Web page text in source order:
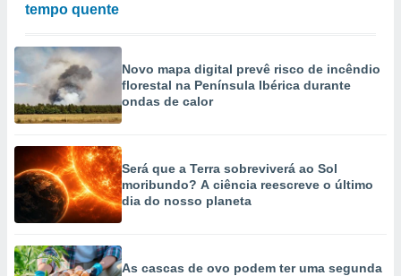
tempo quente
Novo mapa digital prevê risco de incêndio
florestal na Península Ibérica durante
ondas de calor
Será que a Terra sobreviverá ao Sol
moribundo? A ciência reescreve o último
dia do nosso planeta
As cascas de ovo podem ter uma segunda